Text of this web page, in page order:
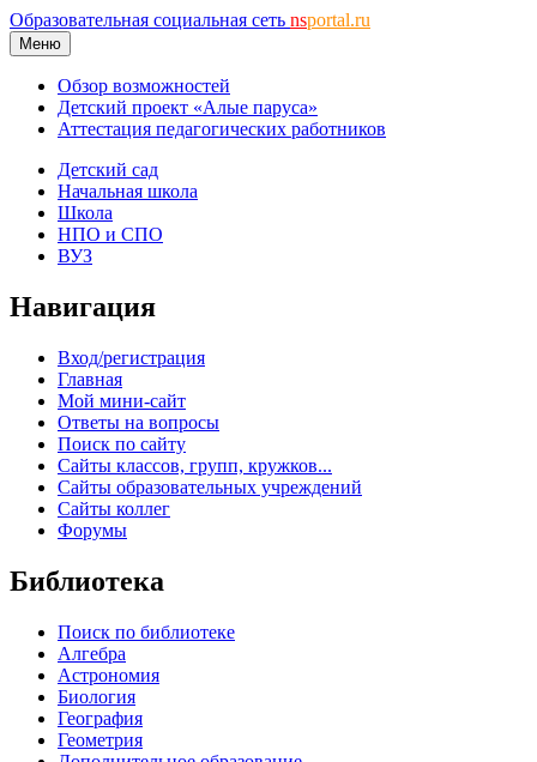
Образовательная социальная сеть nsportal.ru
Меню
Обзор возможностей
Детский проект «Алые паруса»
Аттестация педагогических работников
Детский сад
Начальная школа
Школа
НПО и СПО
ВУЗ
Навигация
Вход/регистрация
Главная
Мой мини-сайт
Ответы на вопросы
Поиск по сайту
Сайты классов, групп, кружков...
Сайты образовательных учреждений
Сайты коллег
Форумы
Библиотека
Поиск по библиотеке
Алгебра
Астрономия
Биология
География
Геометрия